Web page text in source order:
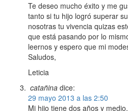
Te deseo mucho éxito y me
tanto si tu hijo logró superar
nosotras tu vivencia quizas
que está pasando por lo
leernos y espero que mi
Saludos,
Leticia
catañina dice:
29 mayo 2013 a las 2:50
Mi hijo tiene dos años y